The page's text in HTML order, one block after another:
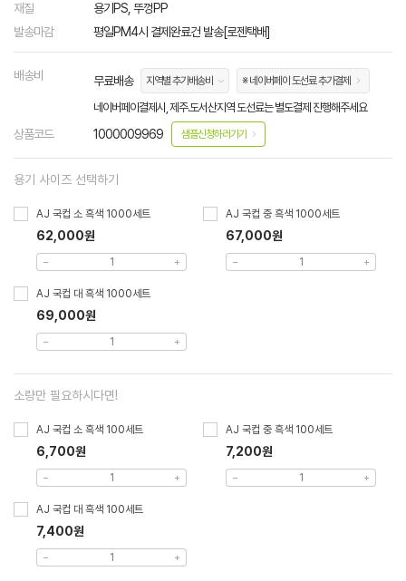
재질
용기PS, 뚜껑PP
발송마감
평일PM4시 결제완료건 발송[로젠택배]
배송비 무료배송 지역별 추가배송비 ※ 네이버페이 도선료 추가결제
네이버페이결제시, 제주.도서산지역 도선료는 별도결제 진행해주세요
상품코드 1000009969 샘플신청하러가기
용기 사이즈 선택하기
AJ 국컵 소 흑색 1000세트
62,000원
AJ 국컵 중 흑색 1000세트
67,000원
AJ 국컵 대 흑색 1000세트
69,000원
소량만 필요하시다면!
AJ 국컵 소 흑색 100세트
6,700원
AJ 국컵 중 흑색 100세트
7,200원
AJ 국컵 대 흑색 100세트
7,400원